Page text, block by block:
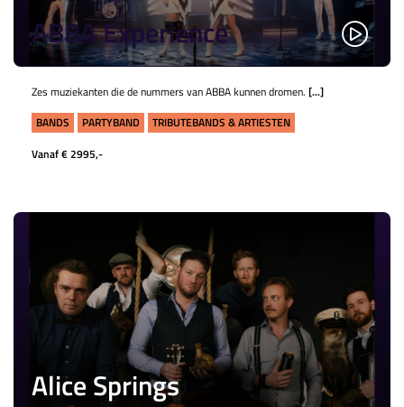
ABBA Experience
Zes muziekanten die de nummers van ABBA kunnen dromen. [...]
BANDS
PARTYBAND
TRIBUTEBANDS & ARTIESTEN
Vanaf € 2995,-
Alice Springs